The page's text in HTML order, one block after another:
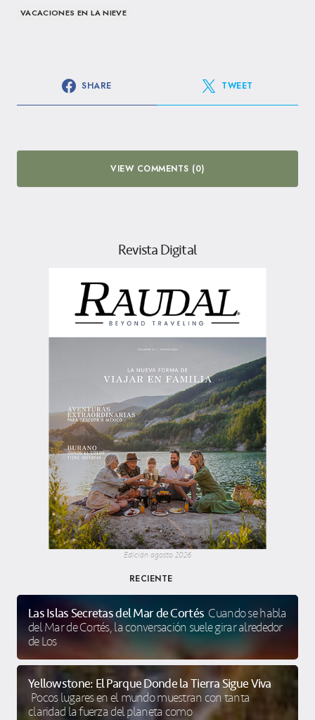
VACACIONES EN LA NIEVE
SHARE TWEET
VIEW COMMENTS (0)
Revista Digital
Edición agosto 2026
RECIENTE
Las Islas Secretas del Mar de Cortés Cuando se habla
del Mar de Cortés, la conversación suele girar alrededor
de Los
Yellowstone: El Parque Donde la Tierra Sigue Viva
Pocos lugares en el mundo muestran con tanta
claridad la fuerza del planeta como